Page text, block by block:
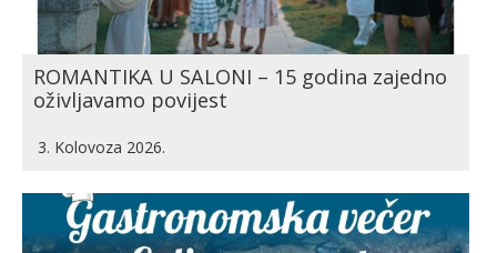
ROMANTIKA U SALONI – 15 godina zajedno
oživljavamo povijest
3. Kolovoza 2026.